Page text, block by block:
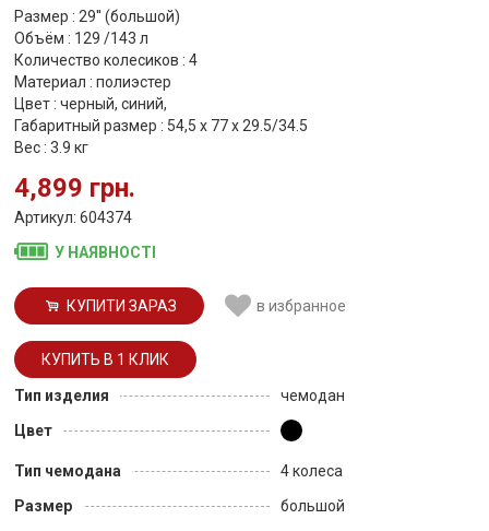
Размер : 29'' (большой)
Объём : 129 /143 л
Количество колесиков : 4
Материал : полиэстер
Цвет : черный, синий,
Габаритный размер : 54,5 x 77 x 29.5/34.5
Вес : 3.9 кг
4,899 грн.
Артикул: 604374
У НАЯВНОСТІ
КУПИТИ ЗАРАЗ в избранное
Тип изделия
чемодан
Цвет
Тип чемодана
4 колеса
Размер
большой